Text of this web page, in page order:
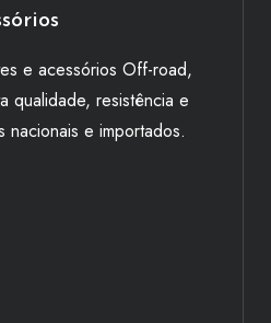
e acessórios Off-road,
qualidade, resistência e
e importados.